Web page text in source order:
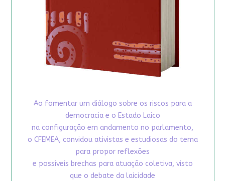
Ao fomentar um diálogo sobre os riscos para a
democracia e o Estado Laico
na configuração em andamento no parlamento,
o CFEMEA, convidou ativistas e estudiosas do tema
para propor reflexões
e possíveis brechas para atuação coletiva, visto
que o debate da laicidade